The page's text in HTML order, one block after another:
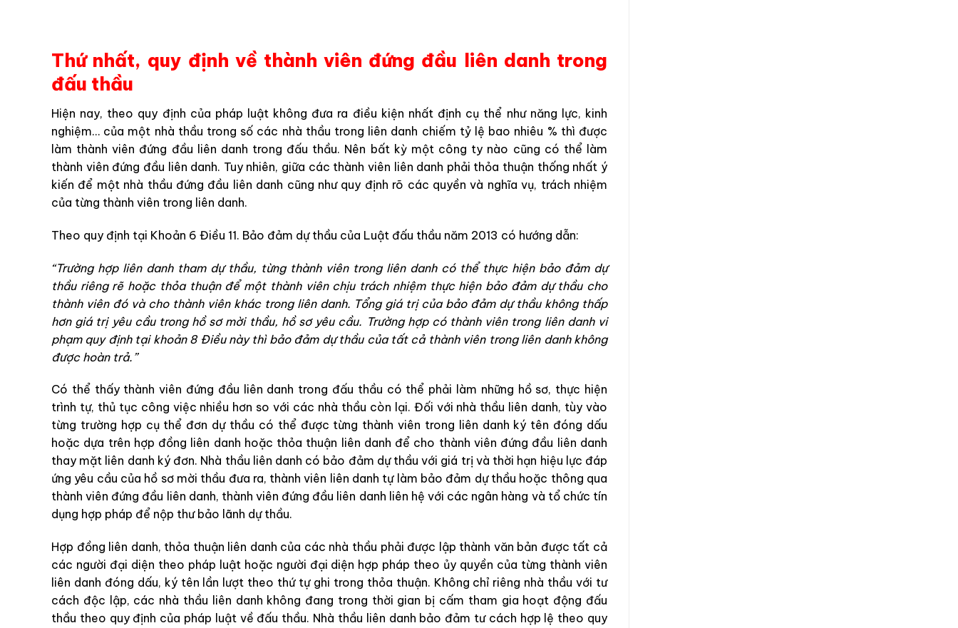
Thứ nhất, quy định về thành viên đứng đầu liên danh trong
đấu thầu
Hiện nay, theo quy định của pháp luật không đưa ra điều kiện nhất định cụ thể như năng lực, kinh
nghiệm… của một nhà thầu trong số các nhà thầu trong liên danh chiếm tỷ lệ bao nhiêu % thì được
làm thành viên đứng đầu liên danh trong đấu thầu. Nên bất kỳ một công ty nào cũng có thể làm
thành viên đứng đầu liên danh. Tuy nhiên, giữa các thành viên liên danh phải thỏa thuận thống nhất ý
kiến để một nhà thầu đứng đầu liên danh cũng như quy định rõ các quyền và nghĩa vụ, trách nhiệm
của từng thành viên trong liên danh.
Theo quy định tại Khoản 6 Điều 11. Bảo đảm dự thầu của Luật đấu thầu năm 2013 có hướng dẫn:
“Trường hợp liên danh tham dự thầu, từng thành viên trong liên danh có thể thực hiện bảo đảm dự
thầu riêng rẽ hoặc thỏa thuận để một thành viên chịu trách nhiệm thực hiện bảo đảm dự thầu cho
thành viên đó và cho thành viên khác trong liên danh. Tổng giá trị của bảo đảm dự thầu không thấp
hơn giá trị yêu cầu trong hồ sơ mời thầu, hồ sơ yêu cầu. Trường hợp có thành viên trong liên danh vi
phạm quy định tại khoản 8 Điều này thì bảo đảm dự thầu của tất cả thành viên trong liên danh không
được hoàn trả.”
Có thể thấy thành viên đứng đầu liên danh trong đấu thầu có thể phải làm những hồ sơ, thực hiện
trình tự, thủ tục công việc nhiều hơn so với các nhà thầu còn lại. Đối với nhà thầu liên danh, tùy vào
từng trường hợp cụ thể đơn dự thầu có thể được từng thành viên trong liên danh ký tên đóng dấu
hoặc dựa trên hợp đồng liên danh hoặc thỏa thuận liên danh để cho thành viên đứng đầu liên danh
thay mặt liên danh ký đơn. Nhà thầu liên danh có bảo đảm dự thầu với giá trị và thời hạn hiệu lực đáp
ứng yêu cầu của hồ sơ mời thầu đưa ra, thành viên liên danh tự làm bảo đảm dự thầu hoặc thông qua
thành viên đứng đầu liên danh, thành viên đứng đầu liên danh liên hệ với các ngân hàng và tổ chức tín
dụng hợp pháp để nộp thư bảo lãnh dự thầu.
Hợp đồng liên danh, thỏa thuận liên danh của các nhà thầu phải được lập thành văn bản được tất cả
các người đại diện theo pháp luật hoặc người đại diện hợp pháp theo ủy quyền của từng thành viên
liên danh đóng dấu, ký tên lần lượt theo thứ tự ghi trong thỏa thuận. Không chỉ riêng nhà thầu với tư
cách độc lập, các nhà thầu liên danh không đang trong thời gian bị cấm tham gia hoạt động đấu
thầu theo quy định của pháp luật về đấu thầu. Nhà thầu liên danh bảo đảm tư cách hợp lệ theo quy